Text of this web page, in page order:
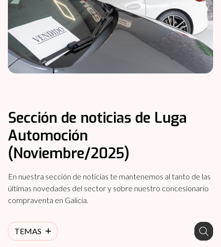
Sección de noticias de Luga
Automoción
(Noviembre/2025)
En nuestra sección de noticias te mantenemos al tanto de las
últimas novedades del sector y sobre nuestro concesionario
compraventa en Galicia.
TEMAS